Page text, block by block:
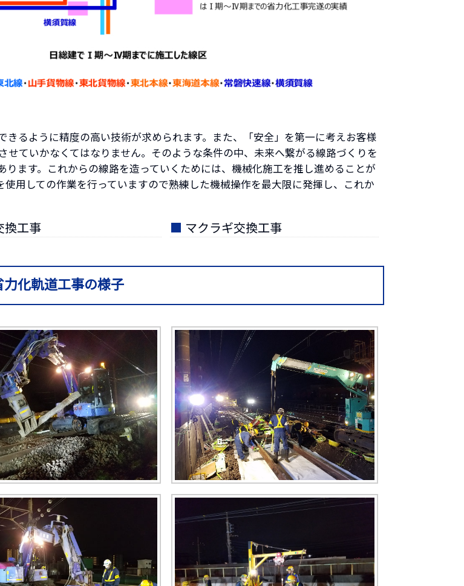
るように精度の高い技術が求められます。また、「安全」を第一に考えお客様
ていかなくてはなりません。そのような条件の中、未来へ繋がる線路づくりを
ます。これからの線路を造っていくためには、機械化施工を推し進めることが
用しての作業を行っていますので熟練した機械操作を最大限に発揮し、これか
換工事 マクラギ交換工事
力化軌道工事の様子